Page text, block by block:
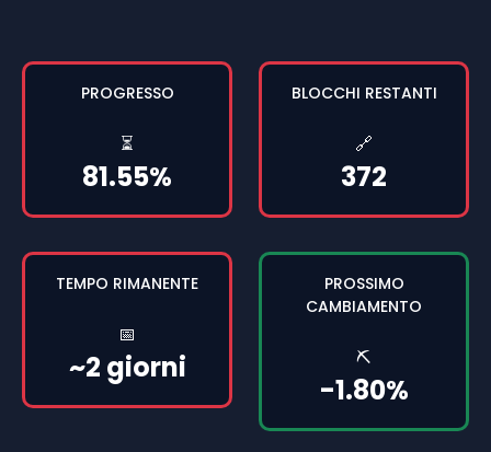
PROGRESSO
⏳
81.55%
BLOCCHI RESTANTI
🔗
372
TEMPO RIMANENTE
📅
~2 giorni
PROSSIMO
CAMBIAMENTO
⛏️
-1.80%